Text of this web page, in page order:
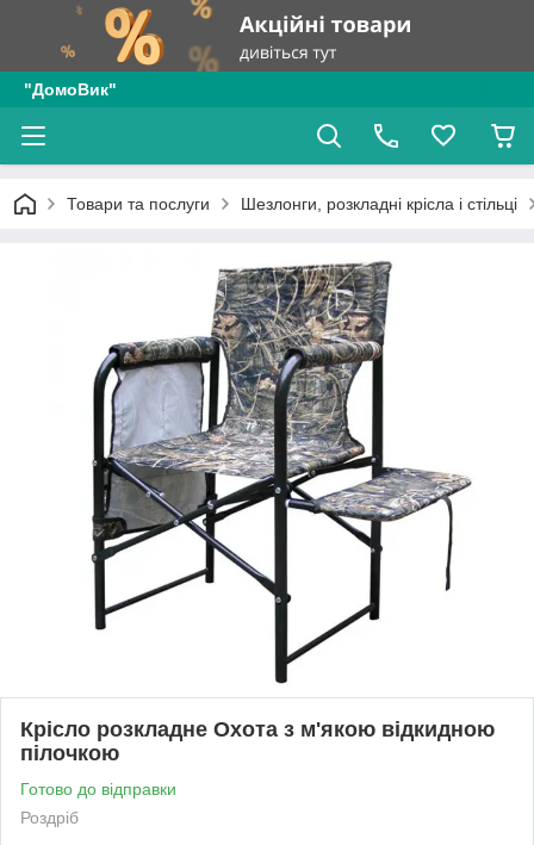
"ДомоВик"
Товари та послуги Шезлонги, розкладні крісла і стільці
Крісло розкладне Охота з м'якою відкидною
пілочкою
Готово до відправки
Роздріб